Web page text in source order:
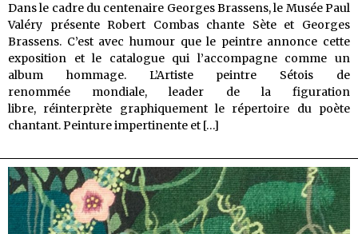
Dans le cadre du centenaire Georges Brassens, le Musée Paul
Valéry présente Robert Combas chante Sète et Georges
Brassens. C’est avec humour que le peintre annonce cette
exposition et le catalogue qui l’accompagne comme un
album hommage. L’Artiste peintre Sétois de
renommée mondiale, leader de la figuration
libre, réinterprète graphiquement le répertoire du poète
chantant. Peinture impertinente et […]
chante
Sète
et
Georges
Brassens